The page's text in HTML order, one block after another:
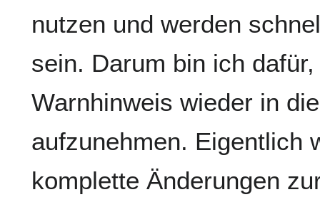
nutzen und werden
sein. Darum bin ich
Warnhinweis wieder in
aufzunehmen. Eigentlich
komplette Änderungen